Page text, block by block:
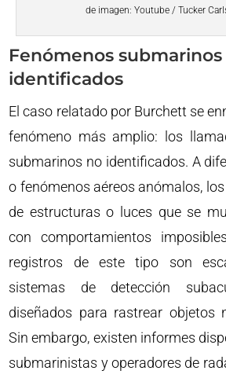
de imagen: Youtube / Tucker
Fenómenos
identificados
El caso relatado por Burchett se
fenómeno más amplio: los
submarinos no identificados. A
o fenómenos aéreos anómalos,
de estructuras o luces que se
con comportamientos
registros de este tipo son
sistemas de detección
diseñados para rastrear objetos
Sin embargo, existen informes
submarinistas y operadores de